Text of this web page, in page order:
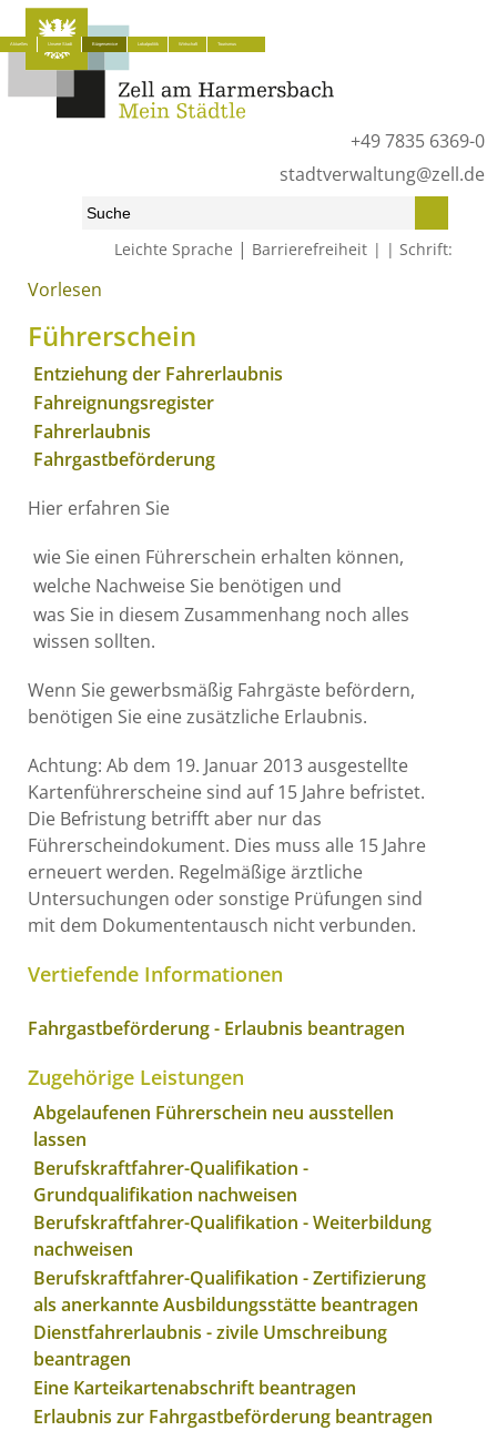
+49 7835 6369-0
stadtverwaltung@zell.de
Leichte Sprache | Barrierefreiheit Schrift:
Aktuelles Unsere Stadt Bürgerservice Lokalpolitik Wirtschaft Tourismus
Start» Bürgerservice »
Vorlesen
Führerschein
Entziehung der Fahrerlaubnis
Fahreignungsregister
Fahrerlaubnis
Fahrgastbeförderung
Hier erfahren Sie
wie Sie einen Führerschein erhalten können,
welche Nachweise Sie benötigen und
was Sie in diesem Zusammenhang noch alles
wissen sollten.
Wenn Sie gewerbsmäßig Fahrgäste befördern,
benötigen Sie eine zusätzliche Erlaubnis.
Achtung: Ab dem 19. Januar 2013 ausgestellte
Kartenführerscheine sind auf 15 Jahre befristet.
Die Befristung betrifft aber nur das
Führerscheindokument. Dies muss alle 15 Jahre
erneuert werden. Regelmäßige ärztliche
Untersuchungen oder sonstige Prüfungen sind
mit dem Dokumententausch nicht verbunden.
Vertiefende Informationen
Fahrgastbeförderung - Erlaubnis beantragen
Zugehörige Leistungen
Abgelaufenen Führerschein neu ausstellen
lassen
Berufskraftfahrer-Qualifikation -
Grundqualifikation nachweisen
Berufskraftfahrer-Qualifikation - Weiterbildung
nachweisen
Berufskraftfahrer-Qualifikation - Zertifizierung
als anerkannte Ausbildungsstätte beantragen
Dienstfahrerlaubnis - zivile Umschreibung
beantragen
Eine Karteikartenabschrift beantragen
Erlaubnis zur Fahrgastbeförderung beantragen